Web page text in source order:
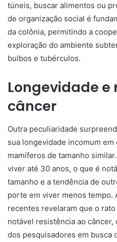
túneis, buscar alimentos ou
de organização social é
da colônia, permitindo a
exploração do ambiente
bulbos e tubérculos.
Longevidade e
câncer
Outra peculiaridade
sua longevidade incomum
mamíferos de tamanho
viver até 30 anos, o que é
tamanho e a tendência de
porte em viver menos tempo.
recentes revelaram que o
notável resistência ao
dos pesquisadores em busca